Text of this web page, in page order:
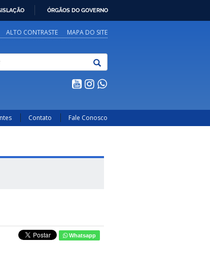
ÓRGÃOS DO GOVERNO
ALTO CONTRASTE MAPA DO SITE
Contato Fale Conosco
Whatsapp